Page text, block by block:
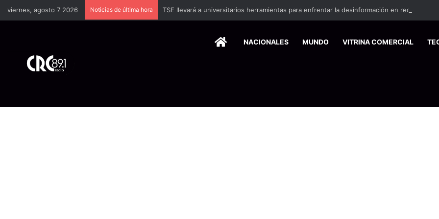
viernes, agosto 7 2026 Noticias de última hora TSE llevará a universitarios herramientas para enfrentar la desinformación en redes
HOMENACIONALES MUNDO VITRINA COMERCIAL